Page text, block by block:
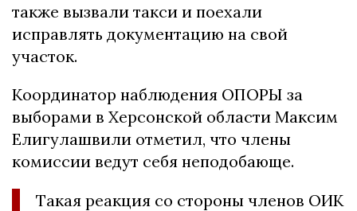
также вызвали такси и поехали
исправлять документацию на свой
участок.
Координатор наблюдения ОПОРЫ за
выборами в Херсонской области Максим
Елигулашвили отметил, что члены
комиссии ведут себя неподобающе.
Такая реакция со стороны членов ОИК